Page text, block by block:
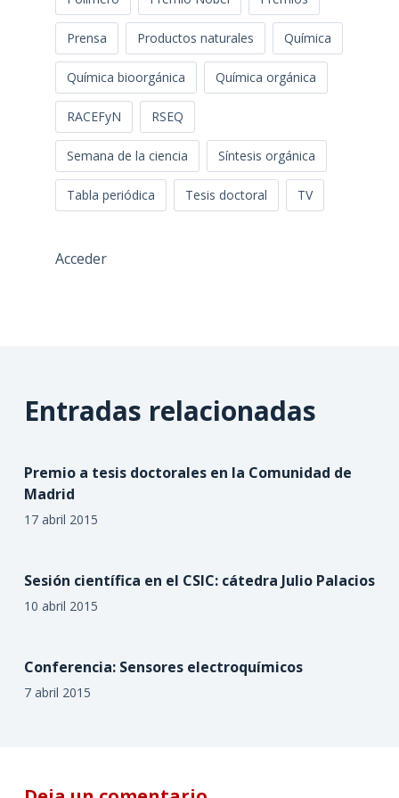
Prensa Productos naturales Química
Química bioorgánica Química orgánica
RACEFyN RSEQ
Semana de la ciencia Síntesis orgánica
Tabla periódica Tesis doctoral TV
Acceder
Entradas relacionadas
Premio a tesis doctorales en la Comunidad de
Madrid
17 abril 2015
Sesión científica en el CSIC: cátedra Julio Palacios
10 abril 2015
Conferencia: Sensores electroquímicos
7 abril 2015